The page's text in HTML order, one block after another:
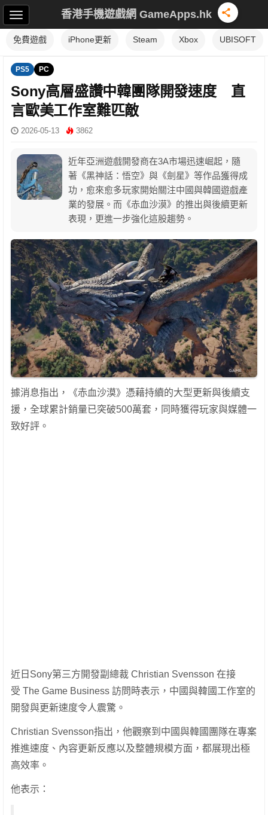
香港手機遊戲網 GameApps.hk
免費遊戲 iPhone更新 Steam Xbox UBISOFT
PS5 PC
Sony高層盛讚中韓團隊開發速度 直
言歐美工作室難匹敵
2026-05-13 3862
近年亞洲遊戲開發商在3A市場迅速崛起，隨
著《黑神話：悟空》與《劍星》等作品獲得成
功，愈來愈多玩家開始關注中國與韓國遊戲產
業的發展。而《赤血沙漠》的推出與後續更新
表現，更進一步強化這股趨勢。
據消息指出，《赤血沙漠》憑藉持續的大型更新與後續支
援，全球累計銷量已突破500萬套，同時獲得玩家與媒體一
致好評。
近日Sony第三方開發副總裁 Christian Svensson 在接
受 The Game Business 訪問時表示，中國與韓國工作室的
開發與更新速度令人震驚。
Christian Svensson指出，他觀察到中國與韓國團隊在專案
推進速度、內容更新反應以及整體規模方面，都展現出極
高效率。
他表示：